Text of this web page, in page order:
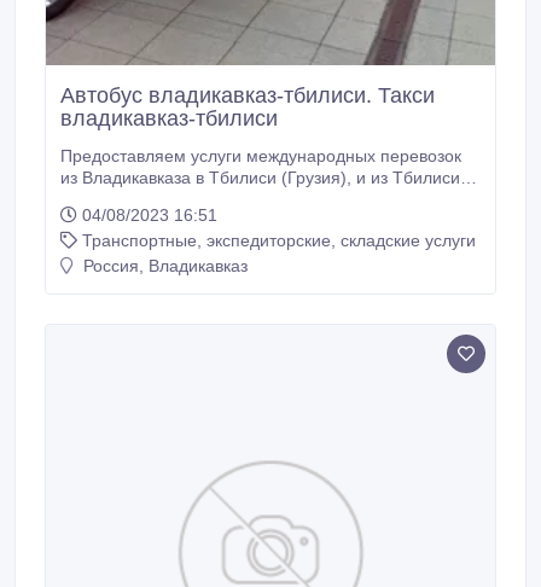
Автобус владикавказ-тбилиси. Такси
владикавказ-тбилиси
Предоставляем услуги международных перевозок
из Владикавказа в Тбилиси (Грузия), и из Тбилиси в
Такси Владикавказ Тбилиси. - Трансфер
владикавказ Тбилиси. - Автобус Владикавказ
Батуми. - Трансфер Владикавказ Батуми. - Такси
04/08/2023 16:51
Транспортные, экспедиторские, складские услуги
Россия, Владикавказ